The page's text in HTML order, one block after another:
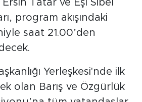
Tatar ve Eşi Sibel
program akışındaki
saat 21.00’den
Yerleşkesi'nde ilk
olan Barış ve Özgürlük